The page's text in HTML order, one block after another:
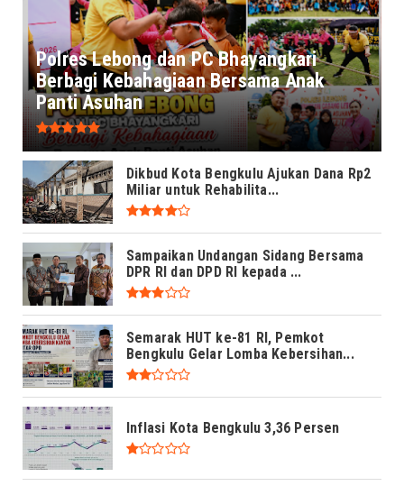
Polres Lebong dan PC Bhayangkari
Berbagi Kebahagiaan Bersama Anak
Panti Asuhan
Dikbud Kota Bengkulu Ajukan Dana Rp2
Miliar untuk Rehabilita...
Sampaikan Undangan Sidang Bersama
DPR RI dan DPD RI kepada ...
Semarak HUT ke-81 RI, Pemkot
Bengkulu Gelar Lomba Kebersihan...
Inflasi Kota Bengkulu 3,36 Persen